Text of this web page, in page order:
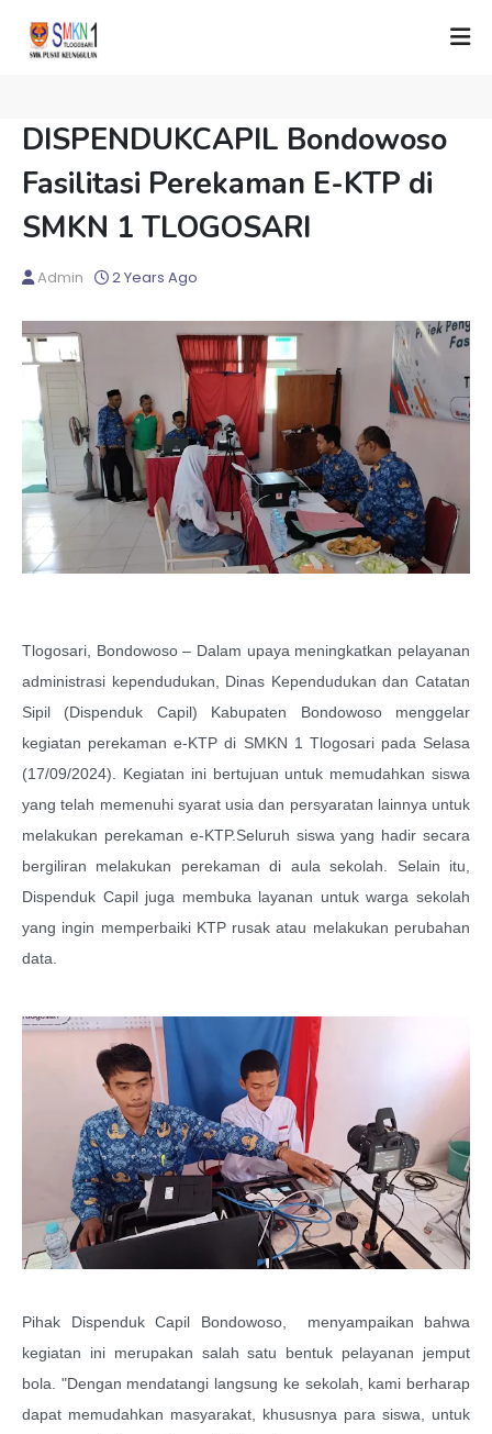
DISPENDUKCAPIL Bondowoso
Fasilitasi Perekaman E-KTP di
SMKN 1 TLOGOSARI
Admin 2 Years Ago
Tlogosari, Bondowoso – Dalam upaya meningkatkan pelayanan
administrasi kependudukan, Dinas Kependudukan dan Catatan
Sipil (Dispenduk Capil) Kabupaten Bondowoso menggelar
kegiatan perekaman e-KTP di SMKN 1 Tlogosari pada Selasa
(17/09/2024). Kegiatan ini bertujuan untuk memudahkan siswa
yang telah memenuhi syarat usia dan persyaratan lainnya untuk
melakukan perekaman e-KTP.Seluruh siswa yang hadir secara
bergiliran melakukan perekaman di aula sekolah. Selain itu,
Dispenduk Capil juga membuka layanan untuk warga sekolah
yang ingin memperbaiki KTP rusak atau melakukan perubahan
data.
Pihak Dispenduk Capil Bondowoso,
menyampaikan bahwa
kegiatan ini merupakan salah satu bentuk pelayanan jemput
bola. "Dengan mendatangi langsung ke sekolah, kami berharap
dapat memudahkan masyarakat, khususnya para siswa, untuk